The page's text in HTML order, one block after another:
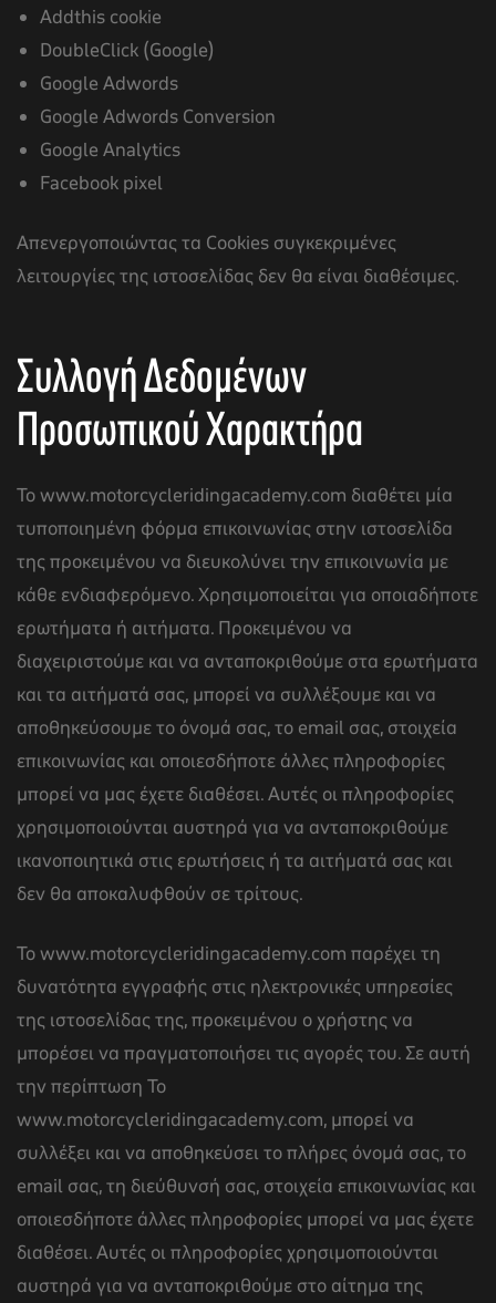
Addthis cookie
DoubleClick (Google)
Google Adwords
Google Adwords Conversion
Google Analytics
Facebook pixel
Απενεργοποιώντας τα Cookies συγκεκριμένες
λειτουργίες της ιστοσελίδας δεν θα είναι διαθέσιμες.
Συλλογή Δεδομένων
Προσωπικού Χαρακτήρα
To www.motorcycleridingacademy.com διαθέτει μία
τυποποιημένη φόρμα επικοινωνίας στην ιστοσελίδα
της προκειμένου να διευκολύνει την επικοινωνία με
κάθε ενδιαφερόμενο. Χρησιμοποιείται για οποιαδήποτε
ερωτήματα ή αιτήματα. Προκειμένου να
διαχειριστούμε και να ανταποκριθούμε στα ερωτήματα
και τα αιτήματά σας, μπορεί να συλλέξουμε και να
αποθηκεύσουμε το όνομά σας, το email σας, στοιχεία
επικοινωνίας και οποιεσδήποτε άλλες πληροφορίες
μπορεί να μας έχετε διαθέσει. Αυτές οι πληροφορίες
χρησιμοποιούνται αυστηρά για να ανταποκριθούμε
ικανοποιητικά στις ερωτήσεις ή τα αιτήματά σας και
δεν θα αποκαλυφθούν σε τρίτους.
To www.motorcycleridingacademy.com παρέχει τη
δυνατότητα εγγραφής στις ηλεκτρονικές υπηρεσίες
της ιστοσελίδας της, προκειμένου ο χρήστης να
μπορέσει να πραγματοποιήσει τις αγορές του. Σε αυτή
την περίπτωση To
www.motorcycleridingacademy.com, μπορεί να
συλλέξει και να αποθηκεύσει το πλήρες όνομά σας, το
email σας, τη διεύθυνσή σας, στοιχεία επικοινωνίας και
οποιεσδήποτε άλλες πληροφορίες μπορεί να μας έχετε
διαθέσει. Αυτές οι πληροφορίες χρησιμοποιούνται
αυστηρά για να ανταποκριθούμε στο αίτημα της
στο